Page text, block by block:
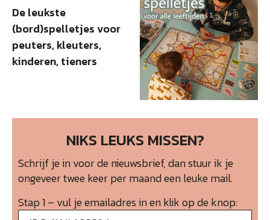
De leukste
(bord)spelletjes voor
peuters, kleuters,
kinderen, tieners
NIKS LEUKS MISSEN?
Schrijf je in voor de nieuwsbrief, dan stuur ik je
ongeveer twee keer per maand een leuke mail.
Stap 1 – vul je emailadres in en klik op de knop: